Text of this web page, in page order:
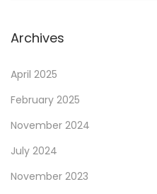
0
Archives
April 2025
February 2025
November 2024
July 2024
November 2023